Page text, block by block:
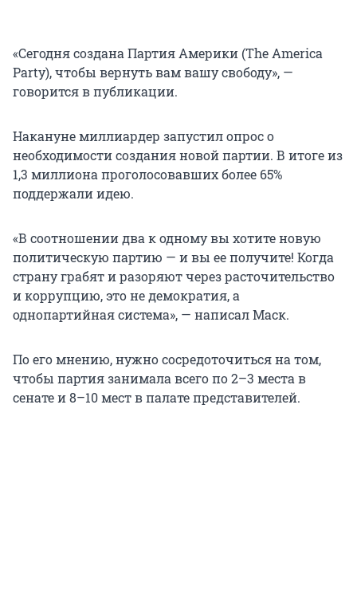
«Сегодня создана Партия Америки (The America
Party), чтобы вернуть вам вашу свободу», —
говорится в публикации.
Накануне миллиардер запустил опрос о
необходимости создания новой партии. В итоге из
1,3 миллиона проголосовавших более 65%
поддержали идею.
«В соотношении два к одному вы хотите новую
политическую партию — и вы ее получите! Когда
страну грабят и разоряют через расточительство
и коррупцию, это не демократия, а
однопартийная система», — написал Маск.
По его мнению, нужно сосредоточиться на том,
чтобы партия занимала всего по 2–3 места в
сенате и 8–10 мест в палате представителей.